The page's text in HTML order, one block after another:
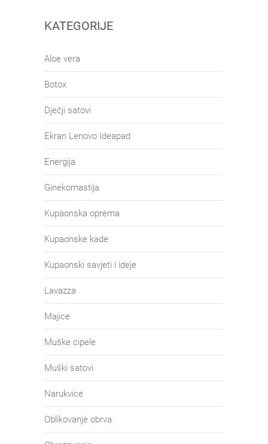
KATEGORIJE
Aloe vera
Botox
Dječji satovi
Ekran Lenovo Ideapad
Energija
Ginekomastija
Kupaonska oprema
Kupaonske kade
Kupaonski savjeti i ideje
Lavazza
Majice
Muške cipele
Muški satovi
Narukvice
Oblikovanje obrva